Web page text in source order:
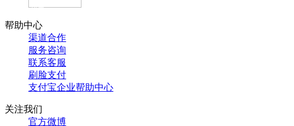
官方抖音
帮助中心
渠道合作
服务咨询
联系客服
刷脸支付
支付宝企业帮助中心
关注我们
官方微博